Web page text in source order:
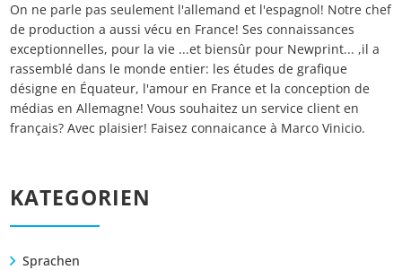
On ne parle pas seulement l'allemand et l'espagnol! Notre chef
de production a aussi vécu en France! Ses connaissances
exceptionnelles, pour la vie ...et biensûr pour Newprint... ,il a
rassemblé dans le monde entier: les études de grafique
désigne en Équateur, l'amour en France et la conception de
médias en Allemagne! Vous souhaitez un service client en
français? Avec plaisier! Faisez connaicance à Marco Vinicio.
KATEGORIEN
Sprachen